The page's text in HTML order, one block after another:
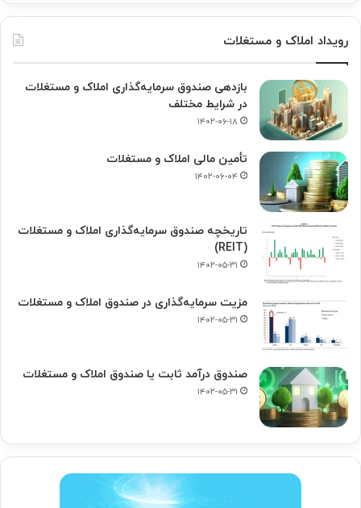
رویداد املاک و مستغلات
بازدهی صندوق سرمایه‌گذاری املاک و مستغلات
در شرایط مختلف
۱۴۰۲-۰۶-۱۸
تأمین مالی املاک و مستغلات
۱۴۰۲-۰۶-۰۴
تاریخچه صندوق سرمایه‌گذاری املاک و مستغلات
(REIT)
۱۴۰۲-۰۵-۳۱
مزیت سرمایه‌گذاری در صندوق املاک و مستغلات
۱۴۰۲-۰۵-۳۱
صندوق درآمد ثابت یا صندوق املاک و مستغلات
۱۴۰۲-۰۵-۳۱